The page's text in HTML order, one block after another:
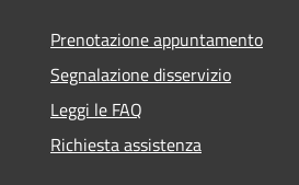
Prenotazione appuntamento
Segnalazione disservizio
Leggi le FAQ
Richiesta assistenza